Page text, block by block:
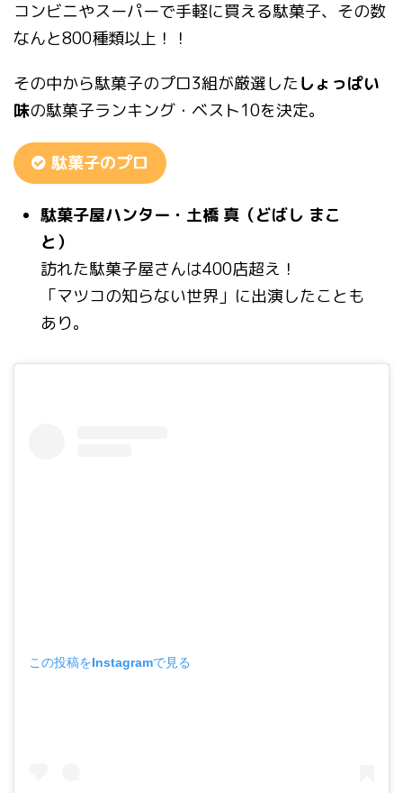
コンビニやスーパーで手軽に買える駄菓子、その数
なんと800種類以上！！
その中から駄菓子のプロ3組が厳選した しょっぱい
味の駄菓子ランキング・ベスト10を決定。
駄菓子のプロ
駄菓子屋ハンター・土橋 真（どばし まこ
と）
訪れた駄菓子屋さんは400店超え！
「マツコの知らない世界」に出演したことも
あり。
この投稿をInstagramで見る